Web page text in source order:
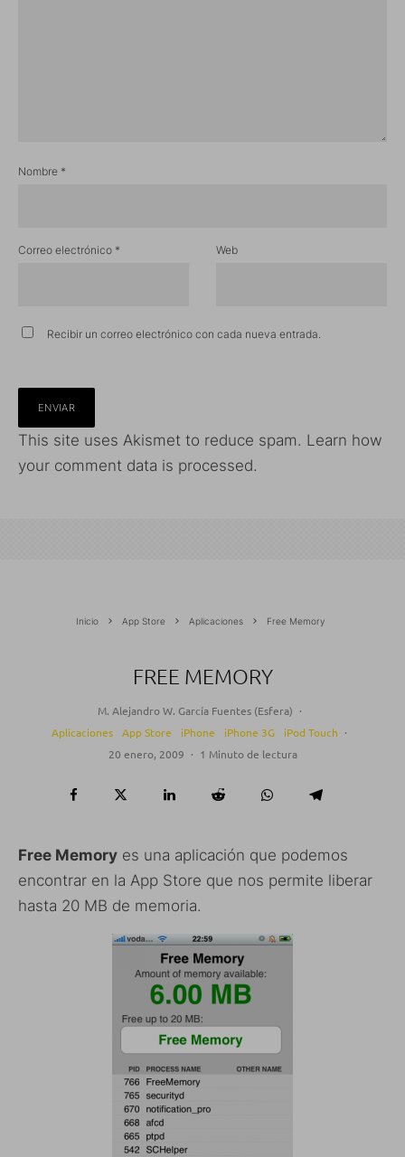
Nombre *
Correo electrónico * Web
Recibir un correo electrónico con cada nueva entrada.
This site uses Akismet to reduce spam. Learn how
your comment data is processed.
Inicio App Store Aplicaciones Free Memory
FREE MEMORY
M. Alejandro W. García Fuentes (Esfera) ·
Aplicaciones
App Store iPhone iPhone 3G iPod Touch ·
20 enero, 2009 · 1 Minuto de lectura
Free Memory es una aplicación que podemos
encontrar en la App Store que nos permite liberar
hasta 20 MB de memoria.